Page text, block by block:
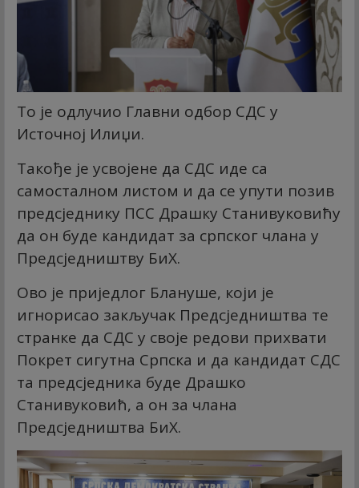
То је одлучио Главни одбор СДС у
Источној Илиџи.
Такође је усвојене да СДС иде са
самосталном листом и да се упути позив
предсједнику ПСС Драшку Станивуковићу
да он буде кандидат за српског члана у
Предсједништву БиХ.
Ово је приједлог Блануше, који је
игнорисао закључак Предсједништва те
странке да СДС у своје редови прихвати
Покрет сигутна Српска и да кандидат СДС
та предсједника буде Драшко
Станивуковић, а он за члана
Предсједништва БиХ.